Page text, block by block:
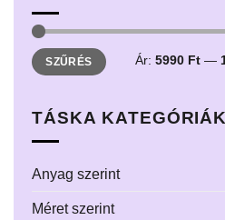
Min
ár
Max
ár
SZŰRÉS Ár: 5990 Ft —
TÁSKA KATEGÓRIÁK
Anyag szerint
Méret szerint